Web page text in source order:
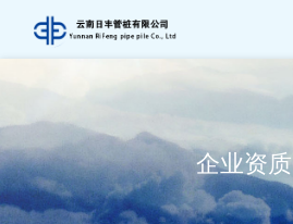
企业资质